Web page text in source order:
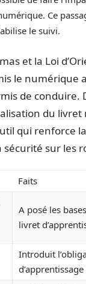
Ce
le suivi.
et la Loi
le numérique
de conduire.
du
qui renforce
sur les
Faits
A posé les
livret
Introduit